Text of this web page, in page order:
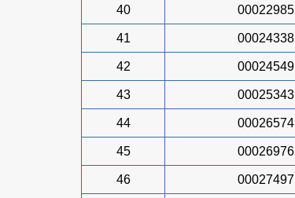
40 00022985
41 00024338
42 00024549
43 00025343
44 00026574
45 00026976
46 00027497